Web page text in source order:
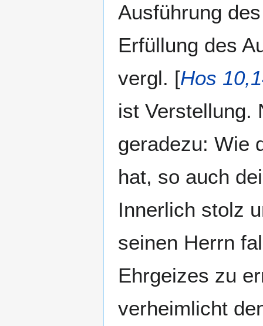
Ausführung
Erfüllung des
vergl. [Hos
ist Verstellung.
geradezu: Wie
hat, so auch
Innerlich stolz
seinen Herrn
Ehrgeizes zu
verheimlicht